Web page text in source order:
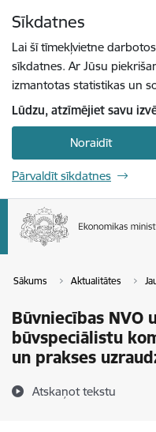
Sīkdatnes
Lai šī tīmekļvietne
sīkdatnes. Ar Jūsu
izmantotas statistikas un
Lūdzu, atzīmējiet savu
Noraidīt
Pārvaldīt sīkdatnes
Sākums Aktualitātes
Būvniecības NVO
būvspeciālistu
un prakses
Atskaņot tekstu